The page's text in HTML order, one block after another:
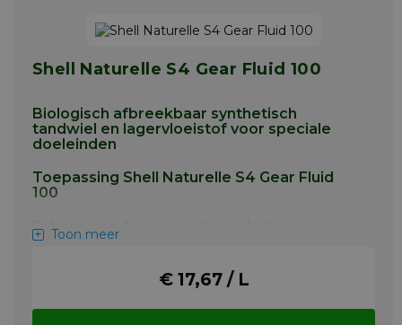
Shell Naturelle S4 Gear Fluid 100
Biologisch afbreekbaar synthetisch
tandwiel en lagervloeistof voor speciale
doeleinden
Toepassing Shell Naturelle S4 Gear Fluid
100
Scheepsaandrijvingen, stuwraketten en
verstelbare schroeven. Industriële
in circulatie- en spatsmeringssystemen.
Toon meer
€ 17,67 / L